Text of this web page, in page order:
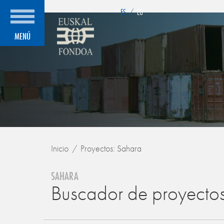
MENÚ
ES / EU
Inicio Proyectos: Sahara
SAHARA
Buscador de